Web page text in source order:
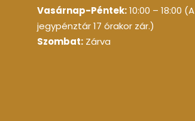
Vasárnap-Péntek:10:00 – 18:00 (A
jegypénztár 17 órakor zár.)
Szombat: Zárva